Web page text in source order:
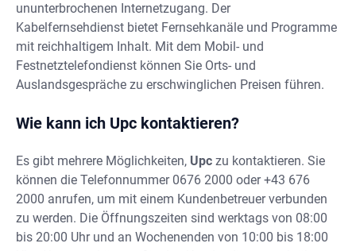
ununterbrochenen Internetzugang. Der
Kabelfernsehdienst bietet Fernsehkanäle und Programme
mit reichhaltigem Inhalt. Mit dem Mobil- und
Festnetztelefondienst können Sie Orts- und
Auslandsgespräche zu erschwinglichen Preisen führen.
Wie kann ich Upc kontaktieren?
Es gibt mehrere Möglichkeiten, Upc zu kontaktieren. Sie
können die Telefonnummer 0676 2000 oder +43 676
2000 anrufen, um mit einem Kundenbetreuer verbunden
zu werden. Die Öffnungszeiten sind werktags von 08:00
bis 20:00 Uhr und an Wochenenden von 10:00 bis 18:00